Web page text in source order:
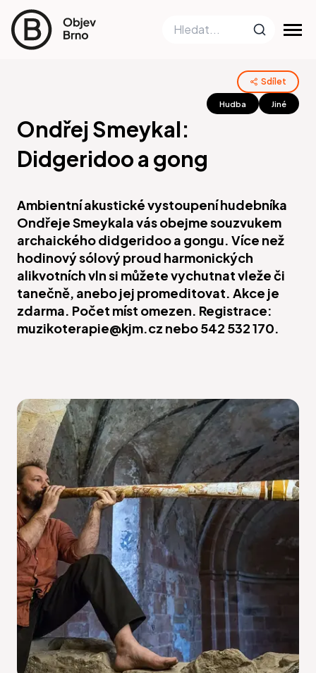
Sdílet
Hudba Jiné
Ondřej Smeykal:
Didgeridoo a gong
Ambientní akustické vystoupení hudebníka
Ondřeje Smeykala vás obejme souzvukem
archaického didgeridoo a gongu. Více než
hodinový sólový proud harmonických
alikvotních vln si můžete vychutnat vleže či
tanečně, anebo jej promeditovat. Akce je
zdarma. Počet míst omezen. Registrace:
muzikoterapie@kjm.cz nebo 542 532 170.